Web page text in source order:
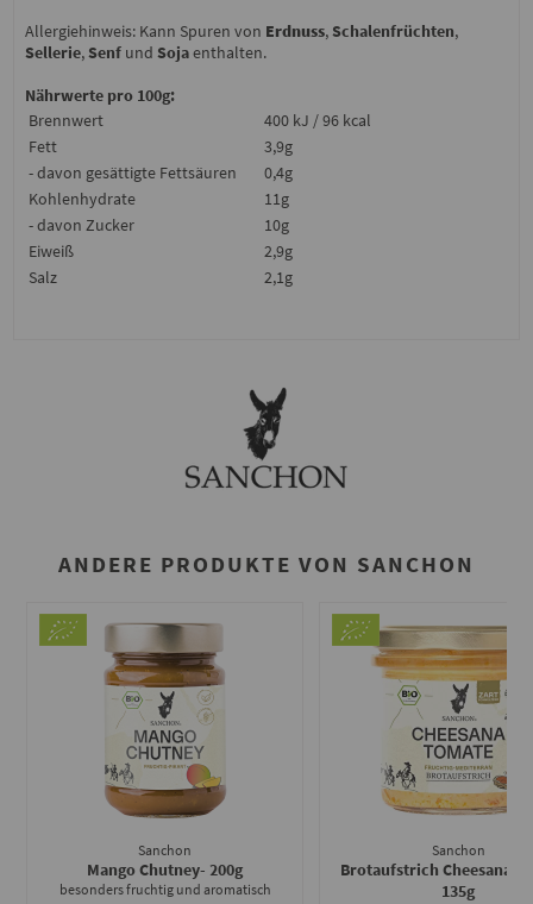
Allergiehinweis: Kann Spuren von Erdnuss,Schalenfrüchten,
Sellerie,Senfund Sojaenthalten.
Nährwerte pro 100g:
Brennwert
400 kJ / 96 kcal
Fett
3,9g
- davon gesättigte Fettsäuren
0,4g
Kohlenhydrate
11g
- davon Zucker
10g
Eiweiß
2,9g
Salz
2,1g
ANDERE PRODUKTE VON SANCHON
Sanchon
Mango Chutney- 200g
besonders fruchtig und aromatisch
Sanchon
Brotaufstrich Cheesana
135g